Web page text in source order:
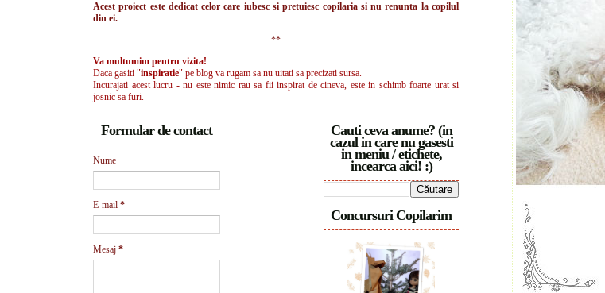
Acest proiect este dedicat celor care iubesc si pretuiesc copilaria si nu renunta la copilul
din ei.
**
Va multumim pentru vizita!
Daca gasiti "inspiratie" pe blog va rugam sa nu uitati sa precizati sursa.
Incurajati acest lucru - nu este nimic rau sa fii inspirat de cineva, este in schimb foarte urat si
josnic sa furi.
Cauti ceva anume? (in
cazul in care nu gasesti
in meniu / etichete,
incearca aici! :)
Concursuri Copilarim
Formular de contact
Nume
E-mail *
Mesaj *